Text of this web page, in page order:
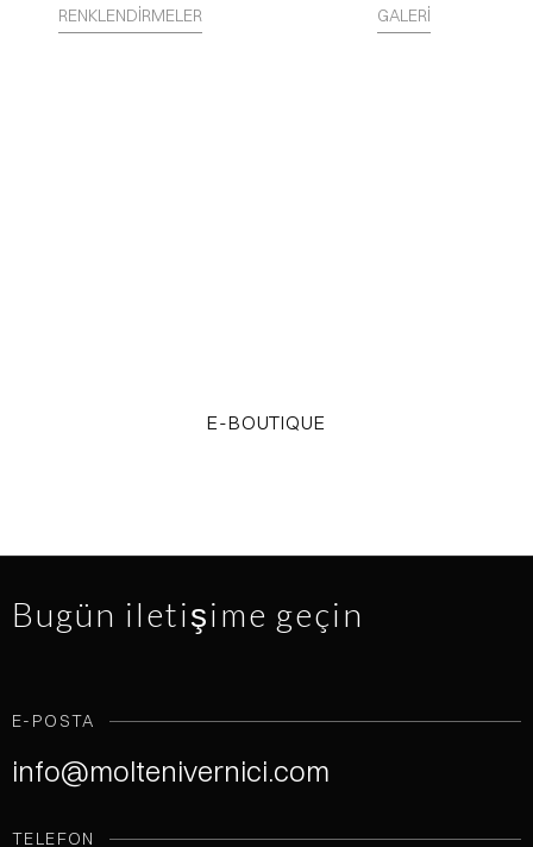
RENKLENDİRMELER GALERİ
E-BOUTIQUE
Bugün iletişime geçin
E-POSTA
info@moltenivernici.com
TELEFON